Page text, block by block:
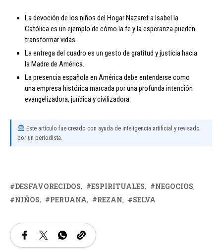
La devoción de los niños del Hogar Nazaret a Isabel la
Católica es un ejemplo de cómo la fe y la esperanza pueden
transformar vidas.
La entrega del cuadro es un gesto de gratitud y justicia hacia
la Madre de América.
La presencia española en América debe entenderse como
una empresa histórica marcada por una profunda intención
evangelizadora, jurídica y civilizadora.
Este artículo fue creado con ayuda de inteligencia artificial y revisado
por un periodista.
DESFAVORECIDOS ESPIRITUALES
NEGOCIOS
NIÑOS
PERUANA REZAN SELVA